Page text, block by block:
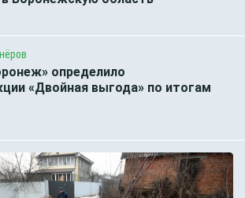
определило
«Двойная выгода» по итогам